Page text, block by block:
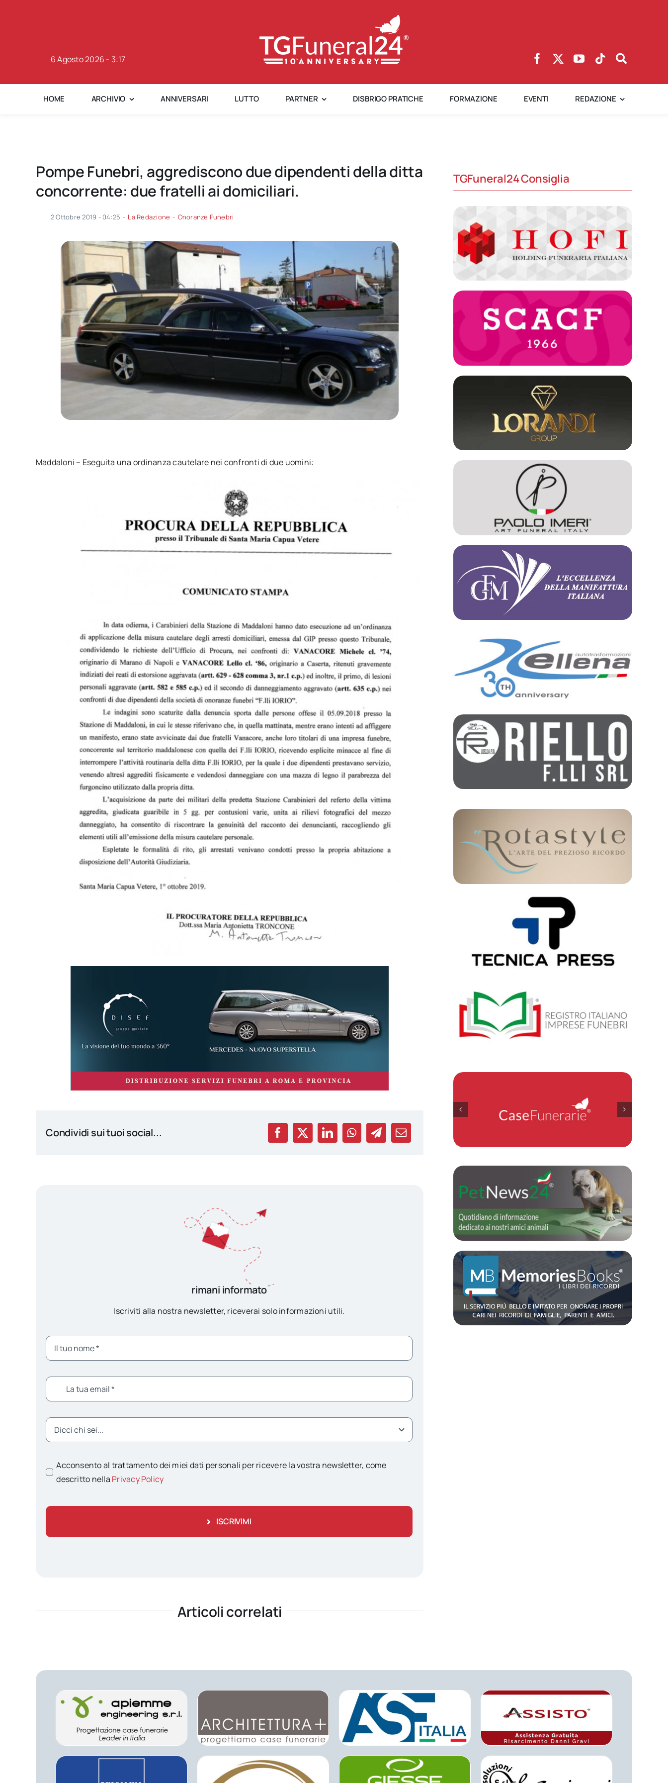
6 Agosto 2026 - 3:17
HOME ARCHIVIO ANNIVERSARI LUTTO PARTNER DISBRIGO PRATICHE FORMAZIONE EVENTI REDAZIONE
Pompe Funebri, aggrediscono due dipendenti della ditta
concorrente: due fratelli ai domiciliari.
2 Ottobre 2019 - 04:25 - La Redazione - Onoranze Funebri
Maddaloni – Eseguita una ordinanza cautelare nei confronti di due uomini:
Condividi sui tuoi social...
rimani informato
Iscriviti alla nostra newsletter, riceverai solo informazioni utili.
Acconsento al trattamento dei miei dati personali per ricevere la vostra newsletter, come
descritto nella Privacy Policy
ISCRIVIMI
Articoli correlati
TGFuneral24 Consiglia